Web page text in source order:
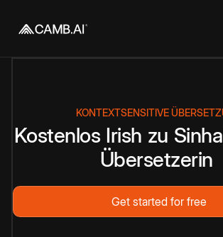
KONTEXTSENSITIVE
Kostenlos Irish zu
Übersetzerin
Get started for free